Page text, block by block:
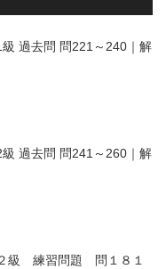
過去問 問221～240｜解
過去問 問241～260｜解
級 練習問題 問１８１